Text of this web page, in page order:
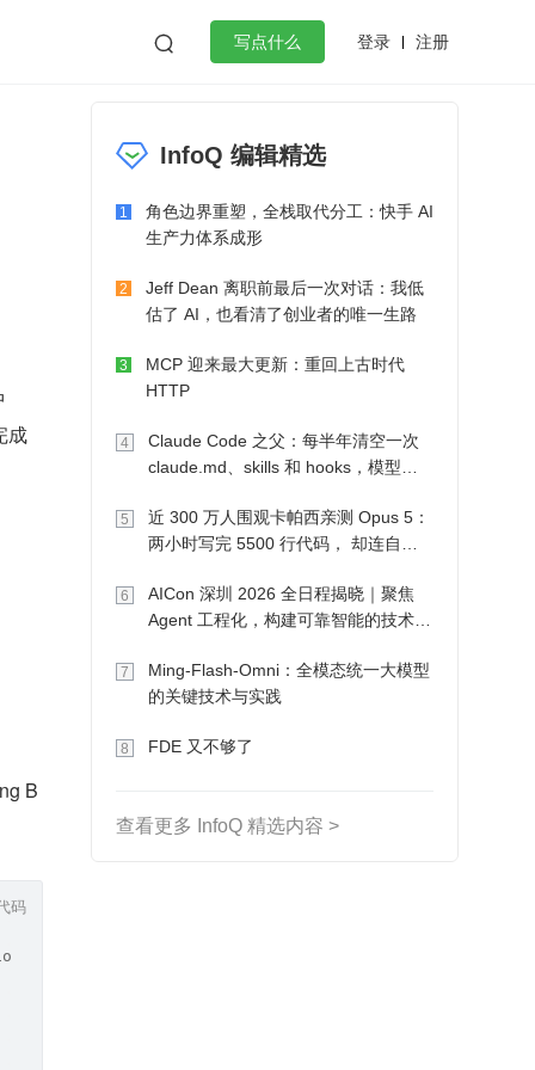
 写点什么 登录 注册
微服务架构 flutter
成
B
码
InfoQ 编辑精选
1
角色边界重塑，全栈取代分工：快手 AI
生产力体系成形
2
Jeff Dean 离职前最后一次对话：我低
估了 AI，也看清了创业者的唯一生路
3
MCP 迎来最大更新：重回上古时代
HTTP
4
Claude Code 之父：每半年清空一次
claude.md、skills 和 hooks，模型自
5
近 300 万人围观卡帕西亲测 Opus 5：
两小时写完 5500 行代码， 却连自己
6
AICon 深圳 2026 全日程揭晓｜聚焦
Agent 工程化，构建可靠智能的技术路
7
Ming-Flash-Omni：全模态统一大模型
的关键技术与实践
8 FDE 又不够了
查看更多 InfoQ 精选内容 >